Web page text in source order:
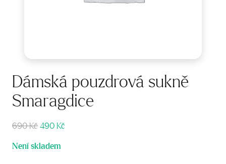
Dámská pouzdrová sukně
Smaragdice
690KčPůvodní
byla:
490 Kč
Není skladem